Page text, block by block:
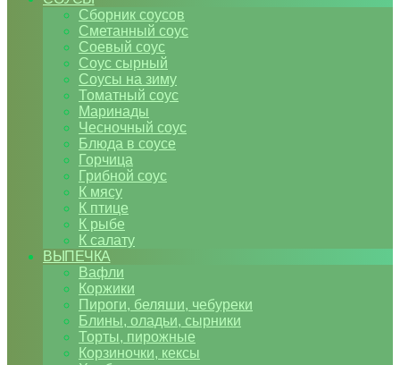
Сборник соусов
Сметанный соус
Соевый соус
Соус сырный
Соусы на зиму
Томатный соус
Маринады
Чесночный соус
Блюда в соусе
Горчица
Грибной соус
К мясу
К птице
К рыбе
К салату
ВЫПЕЧКА
Вафли
Коржики
Пироги, беляши, чебуреки
Блины, оладьи, сырники
Торты, пирожные
Корзиночки, кексы